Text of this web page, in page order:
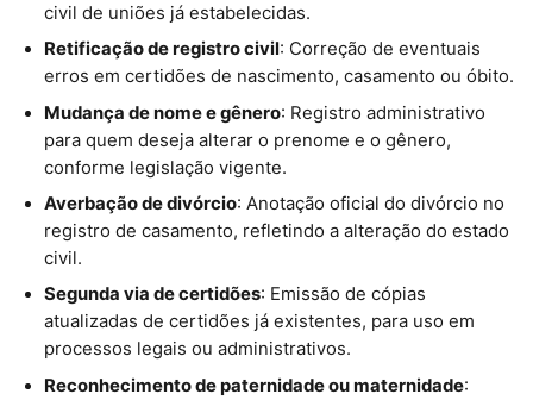
civil de uniões já estabelecidas.
Retificação de registro civil: Correção de eventuais
erros em certidões de nascimento, casamento ou óbito.
Mudança de nome e gênero: Registro administrativo
para quem deseja alterar o prenome e o gênero,
conforme legislação vigente.
Averbação de divórcio: Anotação oficial do divórcio no
registro de casamento, refletindo a alteração do estado
civil.
Segunda via de certidões: Emissão de cópias
atualizadas de certidões já existentes, para uso em
processos legais ou administrativos.
Reconhecimento de paternidade ou maternidade: